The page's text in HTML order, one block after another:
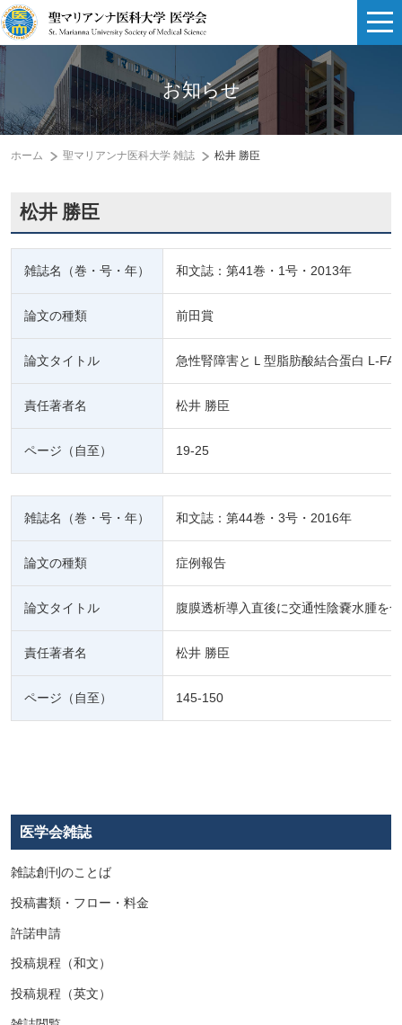
お知らせ
ホーム 聖マリアンナ医科大学 雑誌 松井 勝臣
松井 勝臣
雑誌名（巻・号・年） 和文誌：第41巻・1号・2013年
論文の種類 前田賞
論文タイトル 急性腎障害とＬ型脂肪酸結合蛋白 L-
責任著者名 松井 勝臣
ページ（自至） 19-25
雑誌名（巻・号・年） 和文誌：第44巻・3号・2016年
論文の種類 症例報告
論文タイトル 腹膜透析導入直後に交通性陰嚢水腫を
責任著者名 松井 勝臣
ページ（自至） 145-150
医学会雑誌
雑誌創刊のことば
投稿書類・フロー・料金
許諾申請
投稿規程（和文）
投稿規程（英文）